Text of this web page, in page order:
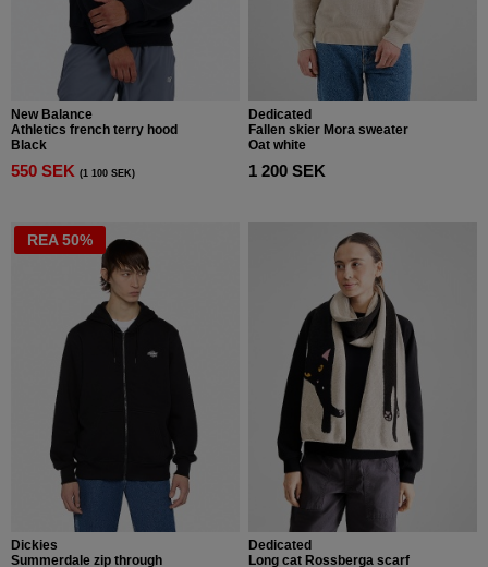
New Balance
Athletics french terry hood
Black
550 SEK (1 100 SEK)
Dedicated
Fallen skier Mora sweater
Oat white
1 200 SEK
REA 50%
Dickies
Summerdale zip through
Dedicated
Long cat Rossberga scarf